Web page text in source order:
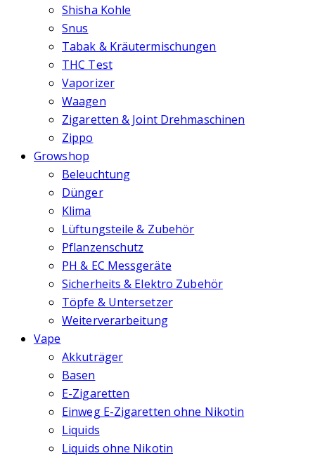
Shisha Kohle
Snus
Tabak & Kräutermischungen
THC Test
Vaporizer
Waagen
Zigaretten & Joint Drehmaschinen
Zippo
Growshop
Beleuchtung
Dünger
Klima
Lüftungsteile & Zubehör
Pflanzenschutz
PH & EC Messgeräte
Sicherheits & Elektro Zubehör
Töpfe & Untersetzer
Weiterverarbeitung
Vape
Akkuträger
Basen
E-Zigaretten
Einweg E-Zigaretten ohne Nikotin
Liquids
Liquids ohne Nikotin